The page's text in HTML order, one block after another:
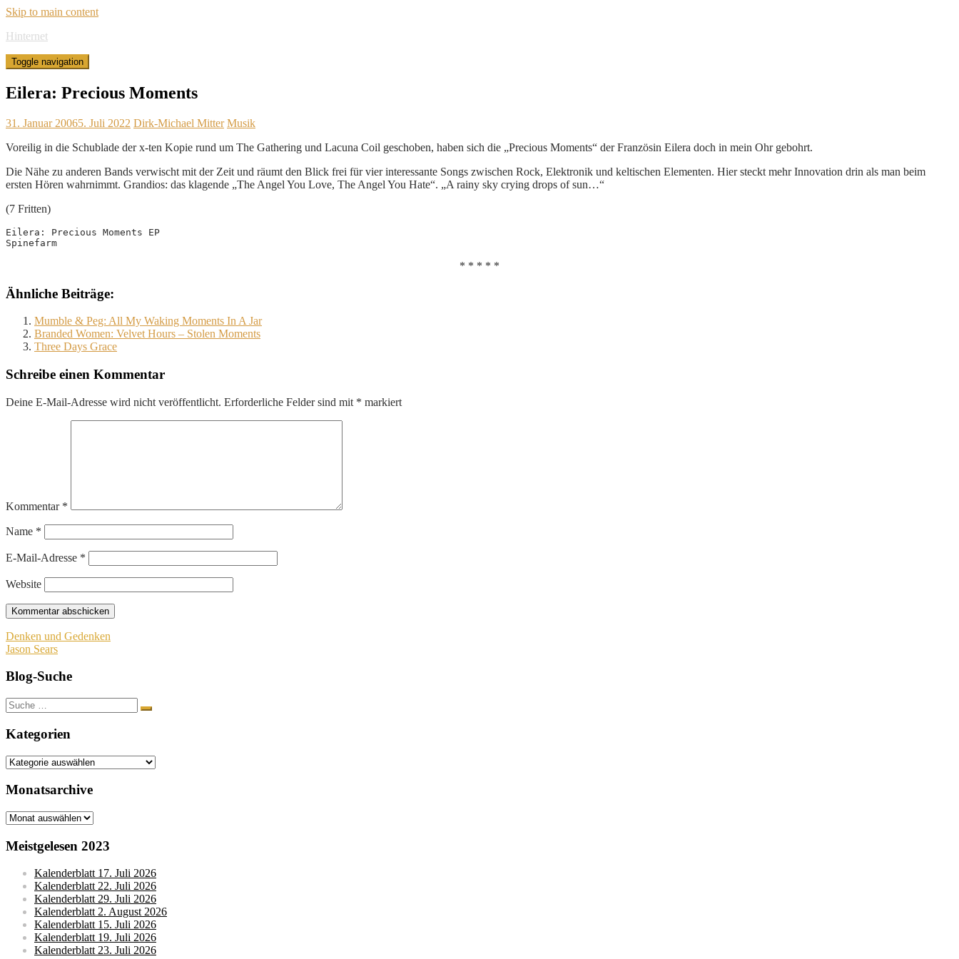
Skip to main content
Hinternet
Toggle navigation
Eilera: Precious Moments
31. Januar 20065. Juli 2022 Dirk-Michael Mitter Musik
Voreilig in die Schublade der x-ten Kopie rund um The Gathering und Lacuna Coil geschoben, haben sich die „Precious Moments“ der Französin Eilera doch in mein Ohr gebohrt.
Die Nähe zu anderen Bands verwischt mit der Zeit und räumt den Blick frei für vier interessante Songs zwischen Rock, Elektronik und keltischen Elementen. Hier steckt mehr Innovation drin als man beim
ersten Hören wahrnimmt. Grandios: das klagende „The Angel You Love, The Angel You Hate“. „A rainy sky crying drops of sun…“
(7 Fritten)
Eilera: Precious Moments EP
Spinefarm
* * * * *
Ähnliche Beiträge:
Mumble & Peg: All My Waking Moments In A Jar
Branded Women: Velvet Hours – Stolen Moments
Three Days Grace
Schreibe einen Kommentar
Deine E-Mail-Adresse wird nicht veröffentlicht. Erforderliche Felder sind mit * markiert
Kommentar *
Name *
E-Mail-Adresse *
Website
Beitragsnavigation
Denken und Gedenken
Jason Sears
Blog-Suche
Suche
nach:
Kategorien
Kategorien
Monatsarchive
Monatsarchive
Meistgelesen 2023
Kalenderblatt 17. Juli 2026
Kalenderblatt 22. Juli 2026
Kalenderblatt 29. Juli 2026
Kalenderblatt 2. August 2026
Kalenderblatt 15. Juli 2026
Kalenderblatt 19. Juli 2026
Kalenderblatt 23. Juli 2026